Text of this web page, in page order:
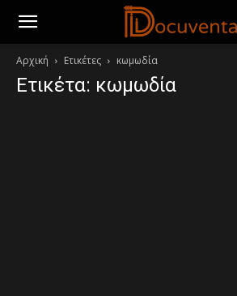
Αρχική Ετικέτες κωμωδία
Ετικέτα: κωμωδία